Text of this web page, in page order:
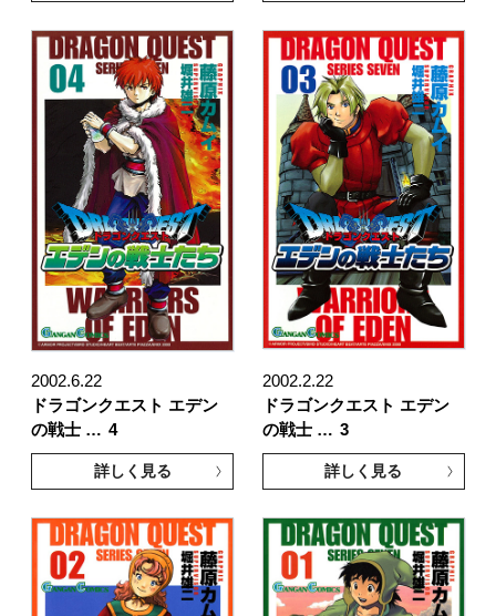
2002.6.22
ドラゴンクエスト エデン
の戦士 … 4
詳しく見る
2002.2.22
ドラゴンクエスト エデン
の戦士 … 3
詳しく見る